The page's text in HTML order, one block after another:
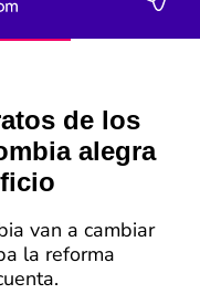
de los
alegra
van a cambiar
la reforma